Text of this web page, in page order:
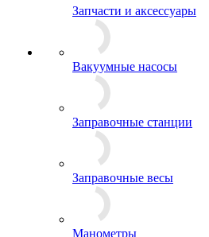
Запчасти и аксессуары
Вакуумные насосы
Заправочные станции
Заправочные весы
Манометры